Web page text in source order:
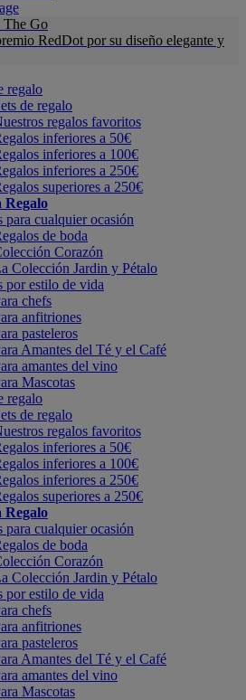
The Go
RedDot por su diseño elegante y
regalo
de regalo
regalos favoritos
inferiores a 50€
inferiores a 100€
inferiores a 250€
superiores a 250€
Regalo
para cualquier ocasión
de boda
Corazón
Colección Jardin y Pétalo
por estilo de vida
chefs
anfitriones
pasteleros
Amantes del Té y el Café
amantes del vino
Mascotas
regalo
de regalo
regalos favoritos
inferiores a 50€
inferiores a 100€
inferiores a 250€
superiores a 250€
Regalo
para cualquier ocasión
de boda
Corazón
Colección Jardin y Pétalo
por estilo de vida
chefs
anfitriones
pasteleros
Amantes del Té y el Café
amantes del vino
Mascotas